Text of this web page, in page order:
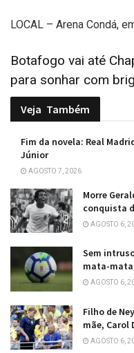
LOCAL – Arena Condá,
Botafogo vai até
para sonhar com
Veja Também
Fim da novela: Real
Júnior
AGOSTO 7, 2026
Morre
conquista
AGOSTO 6,
Sem
mata-mata
AGOSTO 6,
Filho de
mãe, Carol
AGOSTO 6,